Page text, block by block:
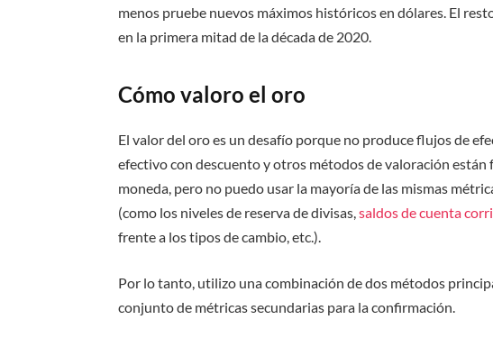
menos pruebe nuevos máximos históricos en dólares. El
en la primera mitad de la década de 2020.
Cómo valoro el oro
El valor del oro es un desafío porque no produce flujos de
efectivo con descuento y otros métodos de valoración están
moneda, pero no puedo usar la mayoría de las mismas
(como los niveles de reserva de divisas,saldos de cuenta
frente a los tipos de cambio, etc.).
Por lo tanto, utilizo una combinación de dos métodos
conjunto de métricas secundarias para la confirmación.